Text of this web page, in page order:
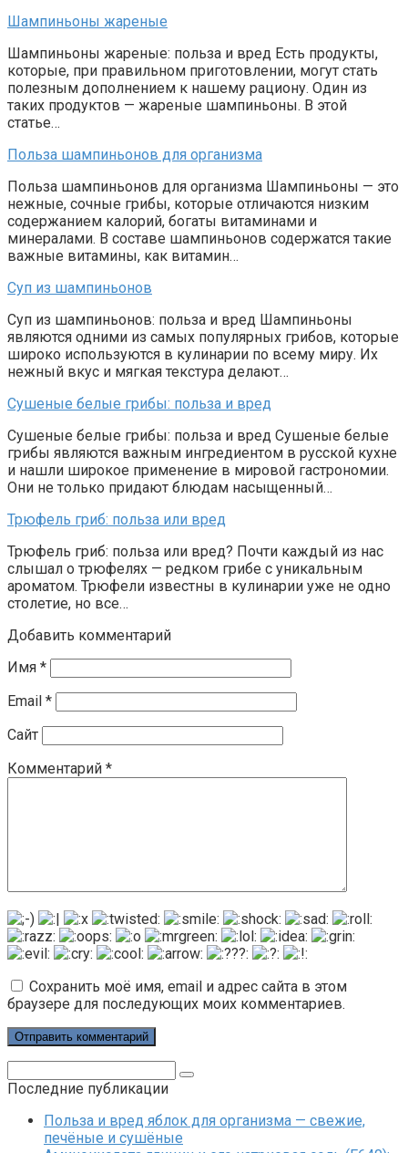
Шампиньоны жареные
Шампиньоны жареные: польза и вред Есть продукты,
которые, при правильном приготовлении, могут стать
полезным дополнением к нашему рациону. Один из
таких продуктов — жареные шампиньоны. В этой
статье…
Польза шампиньонов для организма
Польза шампиньонов для организма Шампиньоны — это
нежные, сочные грибы, которые отличаются низким
содержанием калорий, богаты витаминами и
минералами. В составе шампиньонов содержатся такие
важные витамины, как витамин…
Суп из шампиньонов
Суп из шампиньонов: польза и вред Шампиньоны
являются одними из самых популярных грибов, которые
широко используются в кулинарии по всему миру. Их
нежный вкус и мягкая текстура делают…
Сушеные белые грибы: польза и вред
Сушеные белые грибы: польза и вред Сушеные белые
грибы являются важным ингредиентом в русской кухне
и нашли широкое применение в мировой гастрономии.
Они не только придают блюдам насыщенный…
Трюфель гриб: польза или вред
Трюфель гриб: польза или вред? Почти каждый из нас
слышал о трюфелях — редком грибе с уникальным
ароматом. Трюфели известны в кулинарии уже не одно
столетие, но все…
Добавить комментарий
Имя *
Email *
Сайт
Комментарий *
Сохранить моё имя, email и адрес сайта в этом
браузере для последующих моих комментариев.
Последние публикации
Польза и вред яблок для организма — свежие,
печёные и сушёные